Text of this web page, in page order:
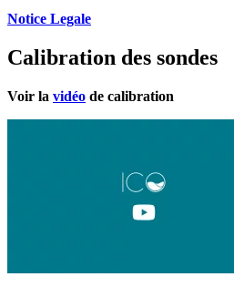
Notice Legale
Calibration des sondes
Voir la vidéo de calibration